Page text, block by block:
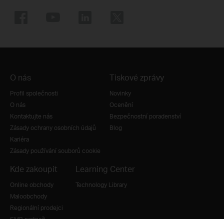
O nás
Profil společnosti
O nás
Kontaktujte nás
Zásady ochrany osobních údajů
Kariéra
Zásady používání souborů cookie
Tiskové zprávy
Novinky
Ocenění
Bezpečnostní poradenství
Blog
Kde zakoupit
Online obchody
Maloobchody
Regionální prodejci
Learning Center
Technology Library